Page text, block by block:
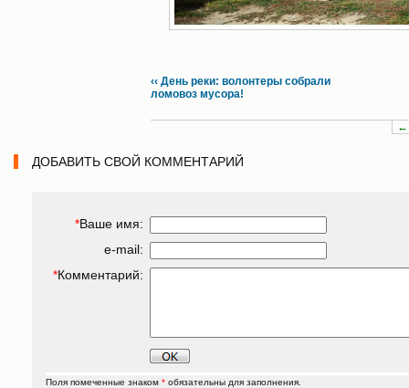
‹‹ День реки: волонтеры собрали
ломовоз мусора!
←
ДОБАВИТЬ СВОЙ КОММЕНТАРИЙ
*Ваше имя:
e-mail:
*Комментарий:
Поля помеченные знаком * обязательны для заполнения.